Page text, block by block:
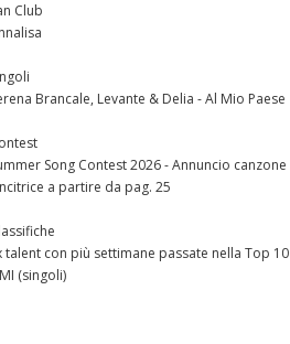
Club
Brancale, Levante & Delia - Al Mio Paese
Song Contest 2026 - Annuncio canzone
a partire da pag. 25
talent con più settimane passate nella Top 10
(singoli)